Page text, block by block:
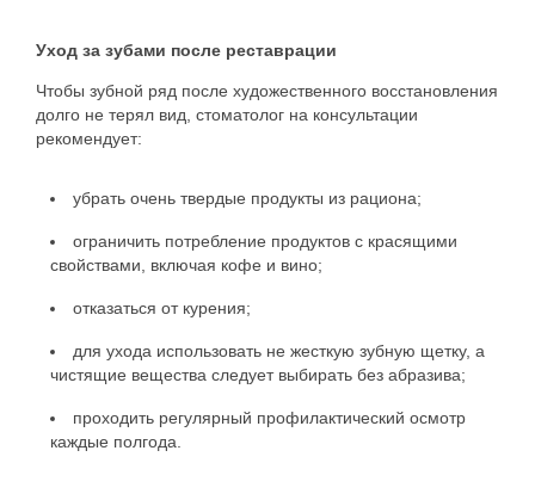
Уход за зубами после реставрации
Чтобы зубной ряд после художественного восстановления
долго не терял вид, стоматолог на консультации
рекомендует:
убрать очень твердые продукты из рациона;
ограничить потребление продуктов с красящими
свойствами, включая кофе и вино;
отказаться от курения;
для ухода использовать не жесткую зубную щетку, а
чистящие вещества следует выбирать без абразива;
проходить регулярный профилактический осмотр
каждые полгода.